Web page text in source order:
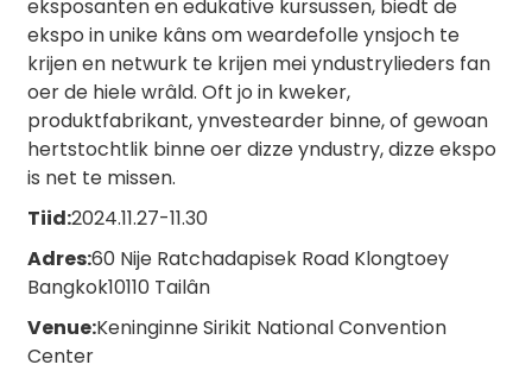
eksposanten en edukative kursussen, biedt de
ekspo in unike kâns om weardefolle ynsjoch te
krijen en netwurk te krijen mei yndustrylieders fan
oer de hiele wrâld. Oft jo in kweker,
produktfabrikant, ynvestearder binne, of gewoan
hertstochtlik binne oer dizze yndustry, dizze ekspo
is net te missen.
Tiid:2024.11.27-11.30
Adres:60 Nije Ratchadapisek Road Klongtoey
Bangkok10110 Tailân
Venue:Keninginne Sirikit National Convention
Center